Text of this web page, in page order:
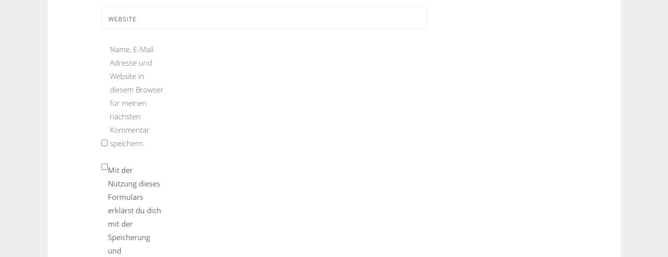
WEBSITE
Name, E-Mail-
Adresse und
Website in
diesem Browser
für meinen
nächsten
Kommentar
speichern.
Mit der
Nutzung dieses
Formulars
erklärst du dich
mit der
Speicherung
und